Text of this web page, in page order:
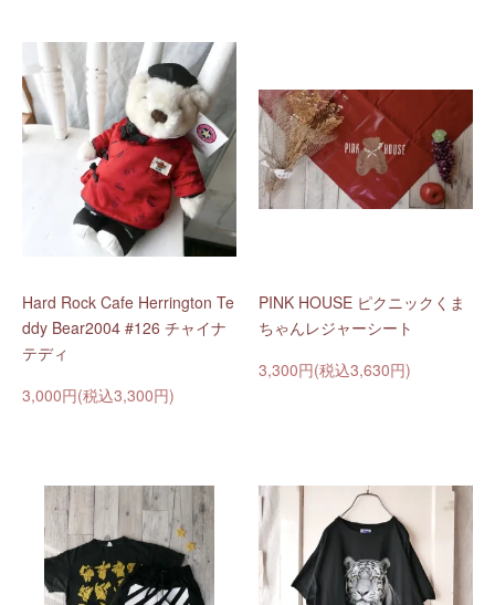
Hard Rock Cafe Herrington Te
ddy Bear2004 #126 チャイナ
テディ
3,000円(税込3,300円)
PINK HOUSE ピクニックくま
ちゃんレジャーシート
3,300円(税込3,630円)